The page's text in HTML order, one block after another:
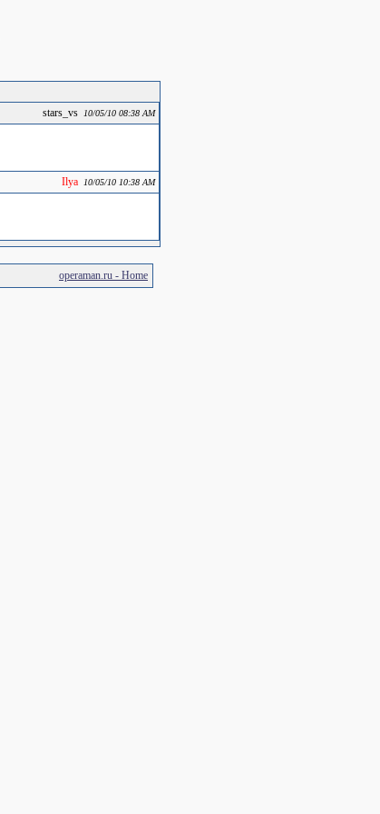
stars_vs 10/05/10 08:38 AM
Ilya 10/05/10 10:38 AM
operaman.ru - Home